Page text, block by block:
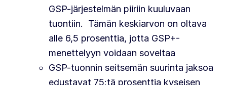
GSP-järjestelmän piiriin kuuluvaan
tuontiin. Tämän keskiarvon on oltava
alle 6,5 prosenttia, jotta GSP+-
menettelyyn voidaan soveltaa
GSP-tuonnin seitsemän suurinta jaksoa
edustavat 75:tä prosenttia kyseisen